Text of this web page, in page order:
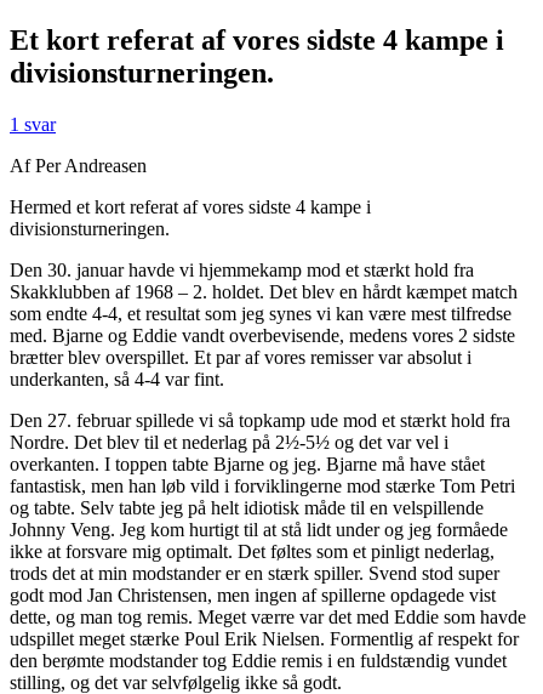
Et kort referat af vores sidste 4 kampe i
divisionsturneringen.
1 svar
Af Per Andreasen
Hermed et kort referat af vores sidste 4 kampe i
divisionsturneringen.
Den 30. januar havde vi hjemmekamp mod et stærkt hold fra
Skakklubben af 1968 – 2. holdet. Det blev en hårdt kæmpet match
som endte 4-4, et resultat som jeg synes vi kan være mest tilfredse
med. Bjarne og Eddie vandt overbevisende, medens vores 2 sidste
brætter blev overspillet. Et par af vores remisser var absolut i
underkanten, så 4-4 var fint.
Den 27. februar spillede vi så topkamp ude mod et stærkt hold fra
Nordre. Det blev til et nederlag på 2½-5½ og det var vel i
overkanten. I toppen tabte Bjarne og jeg. Bjarne må have stået
fantastisk, men han løb vild i forviklingerne mod stærke Tom Petri
og tabte. Selv tabte jeg på helt idiotisk måde til en velspillende
Johnny Veng. Jeg kom hurtigt til at stå lidt under og jeg formåede
ikke at forsvare mig optimalt. Det føltes som et pinligt nederlag,
trods det at min modstander er en stærk spiller. Svend stod super
godt mod Jan Christensen, men ingen af spillerne opdagede vist
dette, og man tog remis. Meget værre var det med Eddie som havde
udspillet meget stærke Poul Erik Nielsen. Formentlig af respekt for
den berømte modstander tog Eddie remis i en fuldstændig vundet
stilling, og det var selvfølgelig ikke så godt.